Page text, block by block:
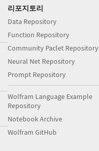
리포지토리
Data Repository
Function Repository
Community Paclet Repository
Neural Net Repository
Prompt Repository
Wolfram Language Example
Repository
Notebook Archive
Wolfram GitHub